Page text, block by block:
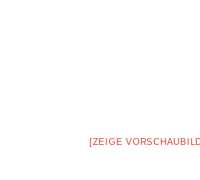
[ZEIGE